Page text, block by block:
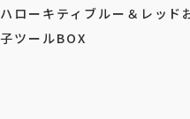
ハローキティブルー＆レッド
子ツールBOX